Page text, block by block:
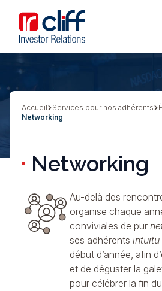
contenu
principal
Aller directement au contenu
Fil
Accueil Services pour nos adhérents
Networking
Networking
Au-delà des
organise chaque
conviviales de pur
ses adhérents intuitu
début d’année, afin
et de déguster la
pour célébrer la fin